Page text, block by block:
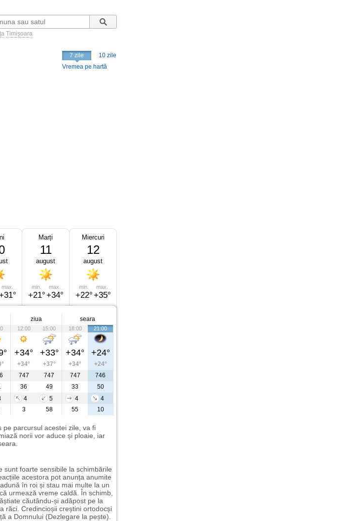
Timișoara
7 zile
10 zile
Vremea pe hartă
max.
Marți
11
august
min.
+21°
max.
+34°
Miercuri
12
august
min.
+22°
max.
+35°
ziua seara
12:00 15:00 18:00 21:00
+34° +33° +34° +24°
+34° +37° +34°
+24°
747 747 747
746
36 49 33
50
4 5 4
4
3 58 55 10
parcursul acestei zile, va fi
norii vor aduce și ploaie, iar
sunt foarte sensibile la schimbările
acestora pot anunța anumite
în roi și stau mai multe la un
urmează vreme caldă. În schimb,
căutându-și adăpost pe la
răci. Credincioșii creștini ortodocși
a Domnului (Dezlegare la pește).